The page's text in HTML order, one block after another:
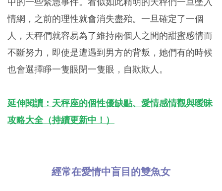
情網，之前的理性就會消失盡殆。一旦確定了一個
人，天秤們就容易為了維持兩個人之間的甜蜜感情而
不斷努力，即使是遭遇到男方的背叛，她們有的時候
也會選擇睜一隻眼閉一隻眼，自欺欺人。
延伸閱讀：天秤座的個性優缺點、愛情感情觀與曖昧
攻略大全（持續更新中！）
經常在愛情中盲目的雙魚女